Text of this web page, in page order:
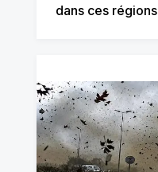
dans ces régions